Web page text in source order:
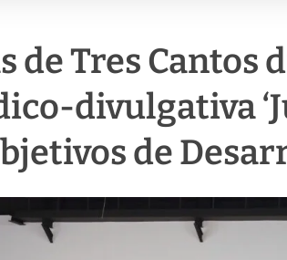
de Tres Cantos
divulgativa
de